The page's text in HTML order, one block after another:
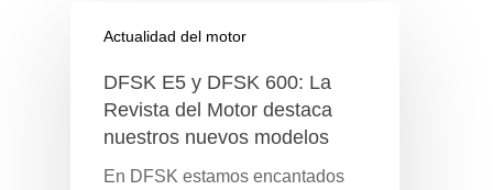
Actualidad del motor
DFSK E5 y DFSK 600: La
Revista del Motor destaca
nuestros nuevos modelos
En DFSK estamos encantados